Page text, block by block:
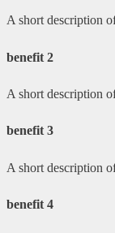
A short description
benefit 2
A short description
benefit 3
A short description
benefit 4